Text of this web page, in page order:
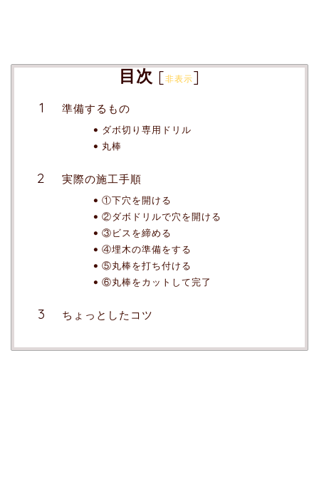
目次 [非表示]
準備するもの
ダボ切り専用ドリル
丸棒
実際の施工手順
①下穴を開ける
②ダボドリルで穴を開ける
③ビスを締める
④埋木の準備をする
⑤丸棒を打ち付ける
⑥丸棒をカットして完了
ちょっとしたコツ